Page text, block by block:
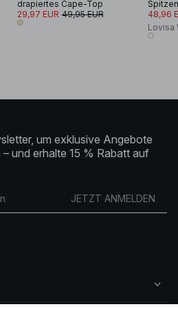
drapiertes Cape-Top
29,97 EUR 49,95 EUR
48,96
Lovisa
um exklusive Angebote
und erhalte 15 % Rabatt auf
JETZT ANMELDEN